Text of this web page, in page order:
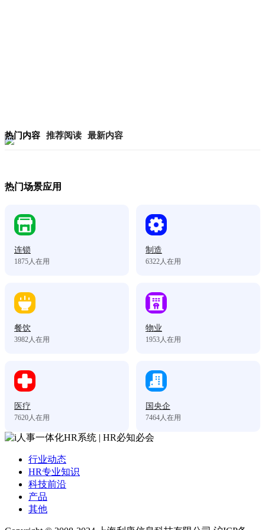
热门内容 推荐阅读 最新内容
热门场景应用
连锁
1875 人在用
制造
6322 人在用
餐饮
3982 人在用
物业
1953 人在用
医疗
7620 人在用
国央企
7464 人在用
行业动态
HR专业知识
科技前沿
产品
其他